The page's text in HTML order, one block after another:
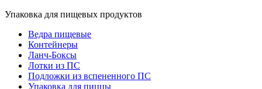
Упаковка для пищевых продуктов
Ведра пищевые
Контейнеры
Ланч-Боксы
Лотки из ПС
Подложки из вспененного ПС
Упаковка для пиццы